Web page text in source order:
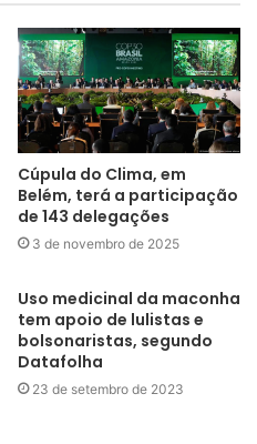
Cúpula do Clima, em
Belém, terá a participação
de 143 delegações
3 de novembro de 2025
Uso medicinal da maconha
tem apoio de lulistas e
bolsonaristas, segundo
Datafolha
23 de setembro de 2023